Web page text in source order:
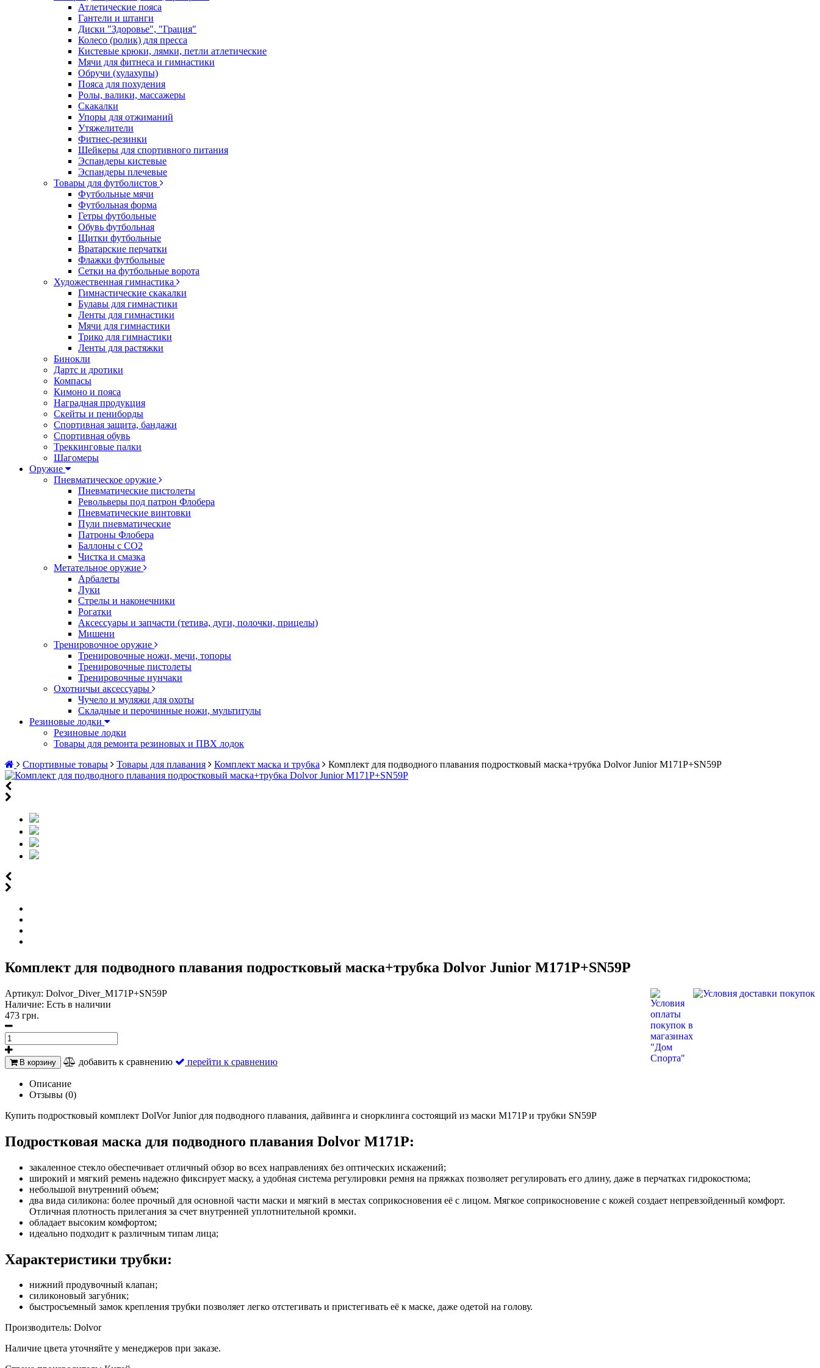
Атлетические пояса
Гантели и штанги
Диски "Здоровье", "Грация"
Колесо (ролик) для пресса
Кистевые крюки, лямки, петли атлетические
Мячи для фитнеса и гимнастики
Обручи (хулахупы)
Пояса для похудения
Ролы, валики, массажеры
Скакалки
Упоры для отжиманий
Утяжелители
Фитнес-резинки
Шейкеры для спортивного питания
Эспандеры кистевые
Эспандеры плечевые
Товары для футболистов
Футбольные мячи
Футбольная форма
Гетры футбольные
Обувь футбольная
Щитки футбольные
Вратарские перчатки
Флажки футбольные
Сетки на футбольные ворота
Художественная гимнастика
Гимнастические скакалки
Булавы для гимнастики
Ленты для гимнастики
Мячи для гимнастики
Трико для гимнастики
Ленты для растяжки
Бинокли
Дартс и дротики
Компасы
Кимоно и пояса
Наградная продукция
Скейты и пениборды
Спортивная защита, бандажи
Спортивная обувь
Треккинговые палки
Шагомеры
Оружие
Пневматическое оружие
Пневматические пистолеты
Револьверы под патрон Флобера
Пневматические винтовки
Пули пневматические
Патроны Флобера
Баллоны с CO2
Чистка и смазка
Метательное оружие
Арбалеты
Луки
Стрелы и наконечники
Рогатки
Аксессуары и запчасти (тетива, дуги, полочки, прицелы)
Мишени
Тренировочное оружие
Тренировочные ножи, мечи, топоры
Тренировочные пистолеты
Тренировочные нунчаки
Охотничьи аксессуары
Чучело и муляжи для охоты
Складные и перочинные ножи, мультитулы
Резиновые лодки
Резиновые лодки
Товары для ремонта резиновых и ПВХ лодок
Спортивные товары
Товары для плавания Комплект маска и трубка Комплект для подводного плавания подростковый маска+трубка Dolvor Junior M171P+SN59P
Комплект для подводного плавания подростковый маска+трубка Dolvor Junior M171P+SN59P
Артикул: Dolvor_Diver_M171P+SN59P
Наличие: Есть в наличии
473 грн.
В корзину добавить к сравнению перейти к сравнению
Описание
Отзывы (0)
Купить подростковый комплект DolVor Junior для подводного плавания, дайвинга и снорклинга состоящий из маски M171P и трубки SN59P
Подростковая маска для подводного плавания Dolvor M171P:
закаленное стекло обеспечивает отличный обзор во всех направлениях без оптических искажений;
широкий и мягкий ремень надежно фиксирует маску, а удобная система регулировки ремня на пряжках позволяет регулировать его длину, даже в перчатках гидрокостюма;
небольшой внутренний объем;
два вида силикона: более прочный для основной части маски и мягкий в местах соприкосновения её с лицом. Мягкое соприкосновение с кожей создает непревзойденный комфорт.
Отличная плотность прилегания за счет внутренней уплотнительной кромки.
обладает высоким комфортом;
идеально подходит к различным типам лица;
Характеристики трубки:
нижний продувочный клапан;
силиконовый загубник;
быстросъемный замок крепления трубки позволяет легко отстегивать и пристегивать её к маске, даже одетой на голову.
Производитель: Dolvor
Наличие цвета уточняйте у менеджеров при заказе.